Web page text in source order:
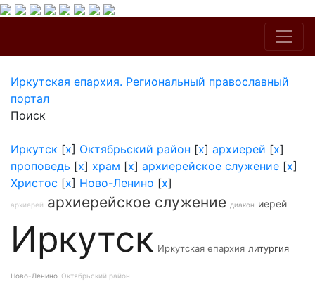
Иркутская епархия. Региональный православный
портал
Поиск
Иркутск [x] Октябрьский район [x] архиерей [x]
проповедь [x] храм [x] архиерейское служение [x]
Христос [x] Ново-Ленино [x]
архиерей архиерейское служение диакон иерей
Иркутск Иркутская епархия литургия
Ново-Ленино Октябрьский район